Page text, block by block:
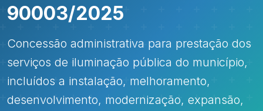
90003/2025
Concessão administrativa para prestação dos
serviços de iluminação pública do município,
incluídos a instalação, melhoramento,
desenvolvimento, modernização, expansão,